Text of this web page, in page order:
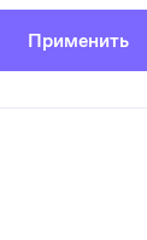
Применить